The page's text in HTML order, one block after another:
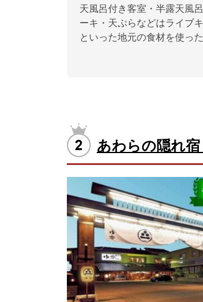
天風呂付き客室・半露天風
ーキ・天ぷらなどはライブ
といった地元の食材を使っ
あわらの隠れ